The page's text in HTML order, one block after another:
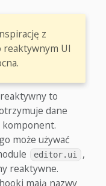
z
reaktywnym UI
to
dane
komponent.
może używać
editor.ui
,
reaktywne.
mają nazwy